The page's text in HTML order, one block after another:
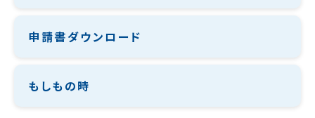
申請書ダウンロード
もしもの時